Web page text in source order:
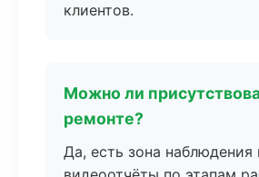
клиентов.
Можно ли
ремонте?
Да, есть зона